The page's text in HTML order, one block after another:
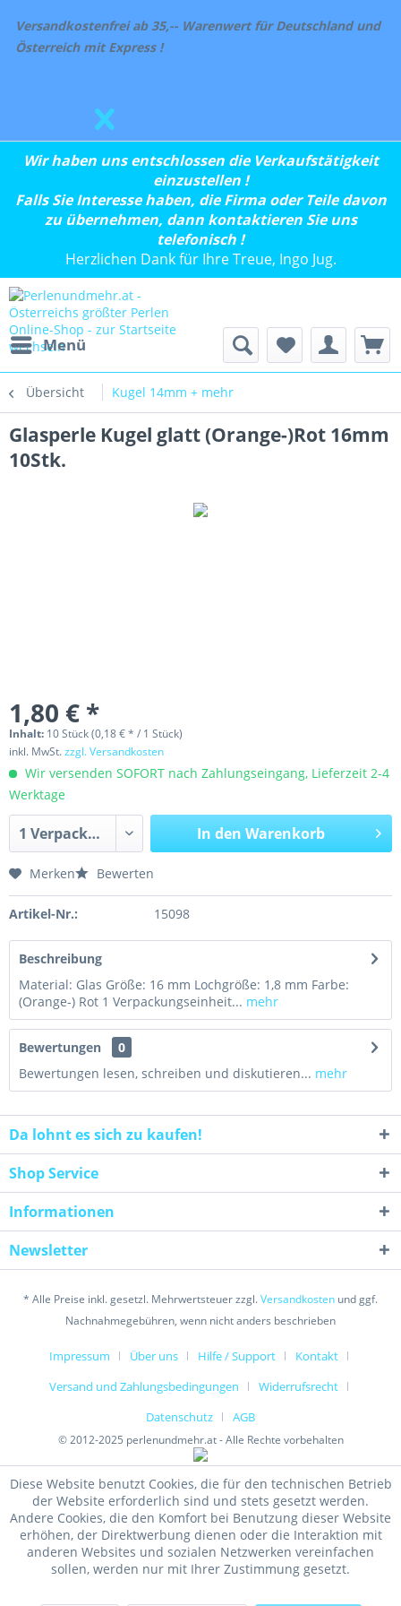
Versandkostenfrei ab 35,-- Warenwert für Deutschland und
Österreich mit Express !
Wir haben uns entschlossen die Verkaufstätigkeit
einzustellen !
Falls Sie Interesse haben, die Firma oder Teile davon
zu übernehmen, dann kontaktieren Sie uns
telefonisch !
Herzlichen Dank für Ihre Treue, Ingo Jug.
Menü
Übersicht Kugel 14mm + mehr
Glasperle Kugel glatt (Orange-)Rot 16mm
10Stk.
1,80 € *
Inhalt: 10 Stück (0,18 € * / 1 Stück)
inkl. MwSt.zzgl. Versandkosten
Wir versenden SOFORT nach Zahlungseingang, Lieferzeit 2-4
Werktage
In den Warenkorb
Merken Bewerten
Artikel-Nr.: 15098
Beschreibung
Material: Glas Größe: 16 mm Lochgröße: 1,8 mm Farbe:
(Orange-) Rot 1 Verpackungseinheit... mehr
Bewertungen
0
Bewertungen lesen, schreiben und diskutieren... mehr
Da lohnt es sich zu kaufen!
Shop Service
Informationen
Newsletter
* Alle Preise inkl. gesetzl. Mehrwertsteuer zzgl.Versandkosten und ggf.
Nachnahmegebühren, wenn nicht anders beschrieben
Impressum Über uns Hilfe / Support
Kontakt
Versand und Zahlungsbedingungen
Widerrufsrecht
Datenschutz
AGB
© 2012-2025 perlenundmehr.at - Alle Rechte vorbehalten
Diese Website benutzt Cookies, die für den technischen Betrieb
der Website erforderlich sind und stets gesetzt werden.
Andere Cookies, die den Komfort bei Benutzung dieser Website
erhöhen, der Direktwerbung dienen oder die Interaktion mit
anderen Websites und sozialen Netzwerken vereinfachen
sollen, werden nur mit Ihrer Zustimmung gesetzt.